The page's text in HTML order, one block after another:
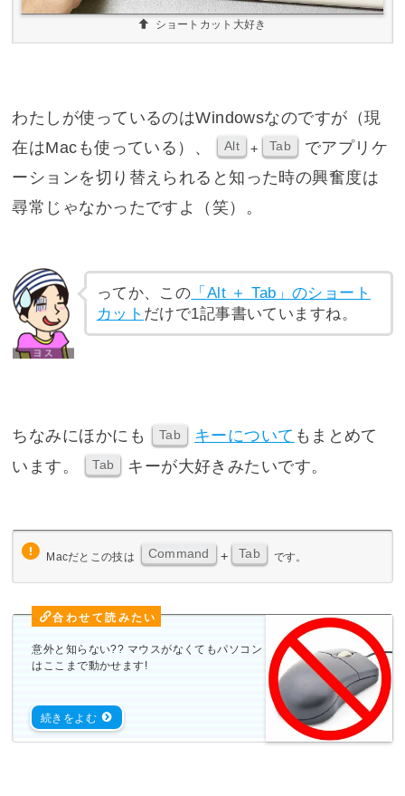
ショートカット大好き
わたしが使っているのはWindowsなのですが（現
在はMacも使っている）、
Alt + Tab
でアプリケ
ーションを切り替えられると知った時の興奮度は
尋常じゃなかったですよ（笑）。
ってか、この 「Alt ＋ Tab」のショート
カット だけで1記事書いていますね。
ちなみにほかにも Tab キーについて もまとめて
います。
Tab キーが大好きみたいです。
Macだとこの技は Command + Tab です。
意外と知らない?? マウスがなくてもパソコン
はここまで動かせます!